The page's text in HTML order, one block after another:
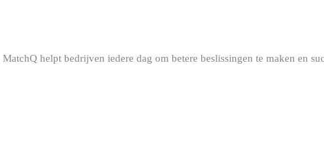
MatchQ helpt bedrijven iedere dag om betere beslissingen te maken en